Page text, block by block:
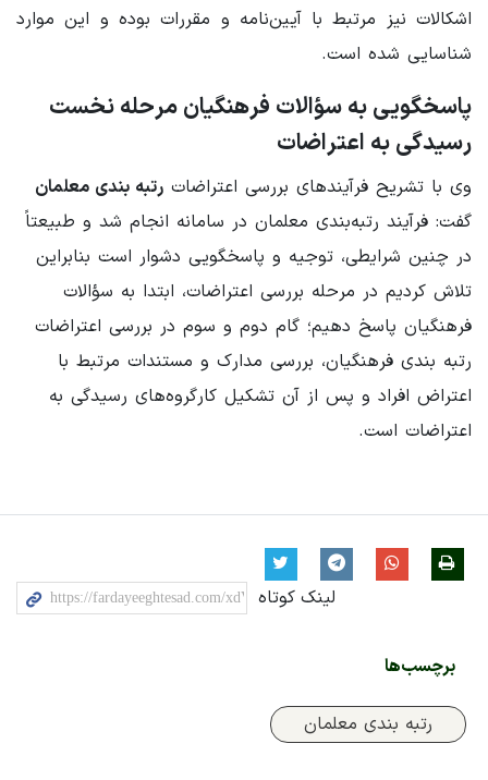
اشکالات نیز مرتبط با آیین‌نامه و مقررات بوده و این موارد
شناسایی شده است.
پاسخگویی به سؤالات فرهنگیان مرحله نخست
رسیدگی به اعتراضات
وی با تشریح فرآیندهای بررسی اعتراضات رتبه بندی معلمان
گفت: فرآیند رتبه‌بندی معلمان در سامانه انجام شد و طبیعتاً
در چنین شرایطی، توجیه و پاسخگویی دشوار است بنابراین
تلاش کردیم در مرحله بررسی اعتراضات، ابتدا به سؤالات
فرهنگیان پاسخ دهیم؛ گام دوم و سوم در بررسی اعتراضات
رتبه بندی فرهنگیان، بررسی مدارک و مستندات مرتبط با
اعتراض افراد و پس از آن تشکیل کارگروه‌های رسیدگی به
اعتراضات است.
لینک کوتاه
برچسب‌ها
رتبه بندی معلمان